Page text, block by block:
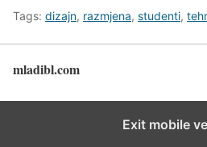
Tags: dizajn, razmjena, studenti,
mladibl.com
Exit mobile